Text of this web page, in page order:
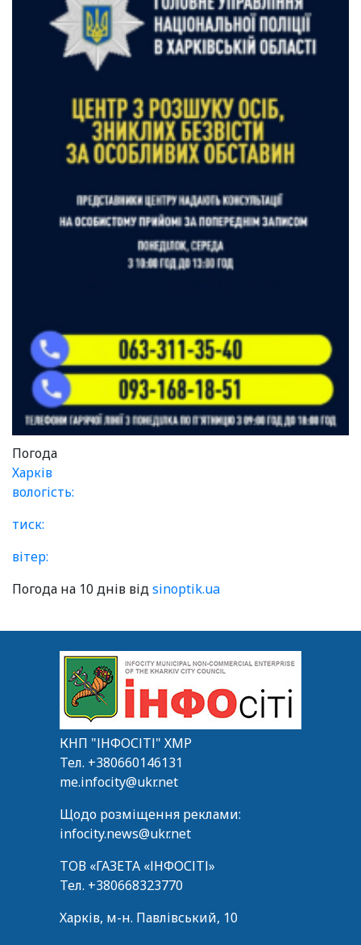
Погода
Харків
вологість:
тиск:
вітер:
Погода на 10 днів відsinoptik.ua
КНП "ІНФОСІТІ" ХМР
Тел. +380660146131
me.infocity@ukr.net
Щодо розміщення реклами:
infocity.news@ukr.net
ТОВ «ГАЗЕТА «ІНФОСІТІ»
Тел. +380668323770
Харків, м-н. Павлівський, 10